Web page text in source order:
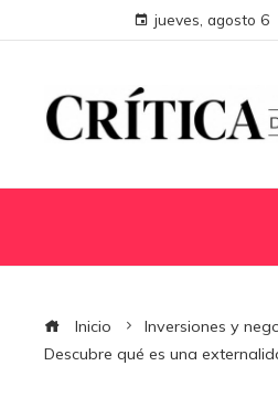
jueves, agosto 6
Inicio
Inversiones y
Descubre qué es una